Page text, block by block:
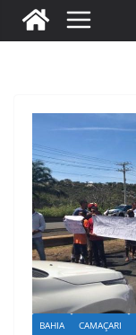
BAHIA CAMAÇARI